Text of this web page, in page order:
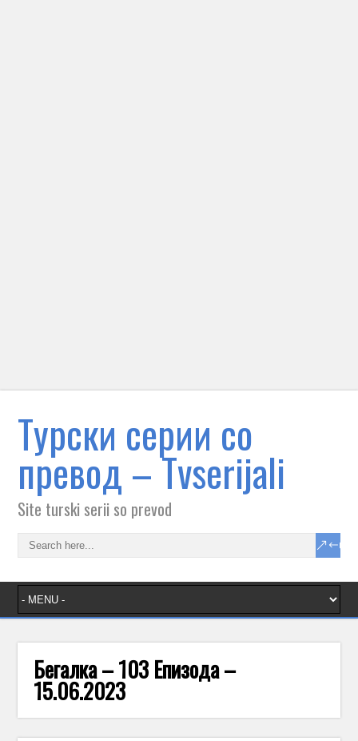
Tурски серии со
превод – Тvserijali
Site turski serii so prevod
Бегалка – 103 Епизода –
15.06.2023